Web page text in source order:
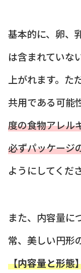
基本的に、卵、
は含まれていな
上がれます。た
共用である可能
度の食物アレル
必ずパッケージ
ようにしてくだ
また、内容量に
常、美しい円形
【内容量と形態